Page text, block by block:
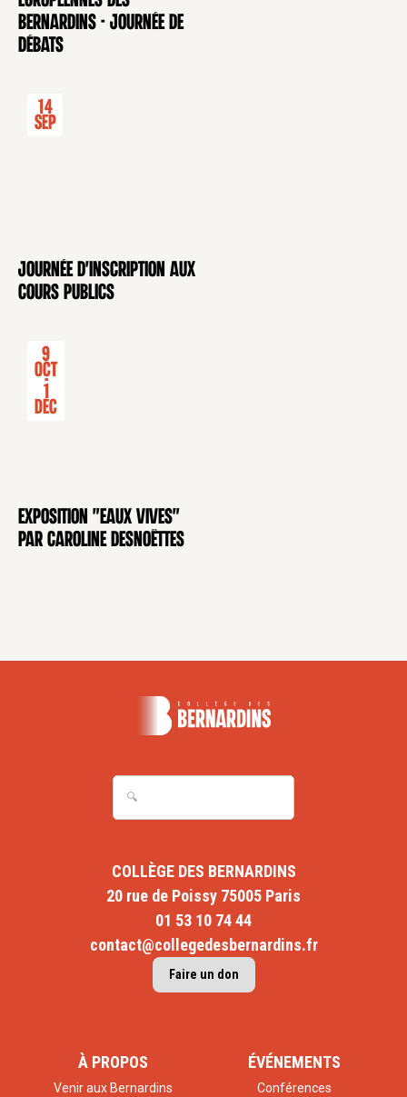
Bernardins - Journée de
débats
CONFÉRENCE
14
Sep
Journée d'inscription aux
cours publics
EXPOSITION
9
Oct
-
1
Déc
Exposition "Eaux Vives"
par Caroline Desnoëttes
COLLÈGE DES BERNARDINS
20 rue de Poissy 75005 Paris
01 53 10 74 44
contact@collegedesbernardins.fr
Faire un don
À PROPOS
Venir aux Bernardins
ÉVÉNEMENTS
Conférences